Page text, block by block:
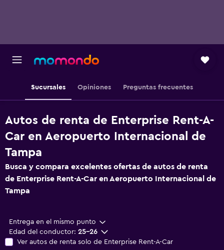
Sucursales Opiniones Preguntas frecuentes
Autos de renta de Enterprise Rent-A-
Car en Aeropuerto Internacional de
Tampa
Busca y compara excelentes ofertas de autos de renta
de Enterprise Rent-A-Car en Aeropuerto Internacional de
Tampa
Entrega en el mismo punto
Edad del conductor: 25-26
Ver autos de renta solo de Enterprise Rent-A-Car